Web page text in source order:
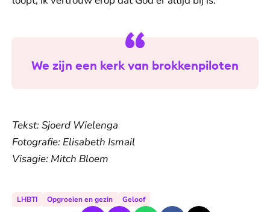
We zijn een kerk van brokkenpiloten
Tekst: Sjoerd Wielenga
Fotografie: Elisabeth Ismail
Visagie: Mitch Bloem
LHBTI Opgroeien en gezin Geloof